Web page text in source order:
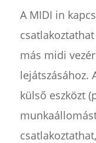
A MIDI in
más midi
lejátszásához.
külső eszközt